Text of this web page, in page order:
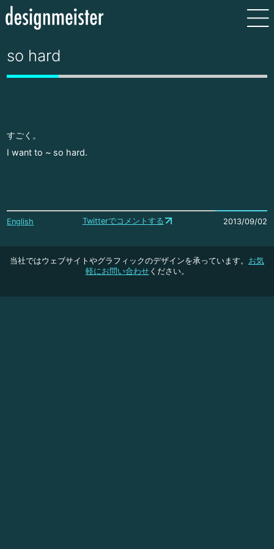
so hard
すごく。
I want to ~ so hard.
English Twitterでコメントする 2013/09/02
当社ではウェブサイトやグラフィックのデザインを承っています。 お気
軽にお問い合わせください。